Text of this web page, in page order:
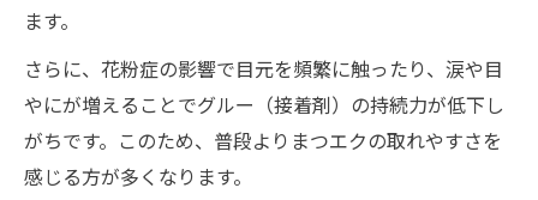
ます。
さらに、花粉症の影響で目元を頻繁に触ったり、涙や目
やにが増えることでグルー（接着剤）の持続力が低下し
がちです。このため、普段よりまつエクの取れやすさを
感じる方が多くなります。